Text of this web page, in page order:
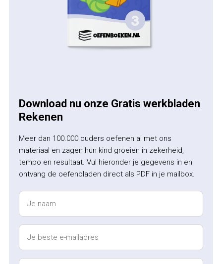
Download nu onze Gratis werkbladen
Rekenen
Meer dan 100.000 ouders oefenen al met ons
materiaal en zagen hun kind groeien in zekerheid,
tempo en resultaat. Vul hieronder je gegevens in en
ontvang de oefenbladen direct als PDF in je mailbox.